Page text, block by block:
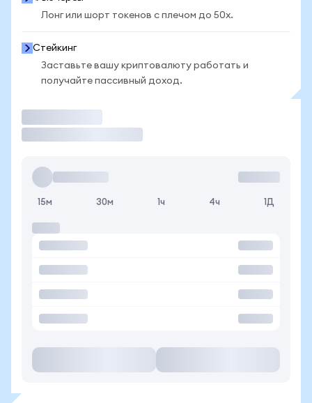
Лонг или шорт токенов с плечом до 50x.
Стейкинг
Заставьте вашу криптовалюту работать и
получайте пассивный доход.
15м 30м 1ч 4ч 1Д